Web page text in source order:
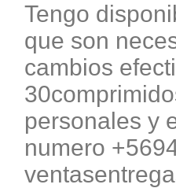
Tengo
que son
cambios
personales y
numero